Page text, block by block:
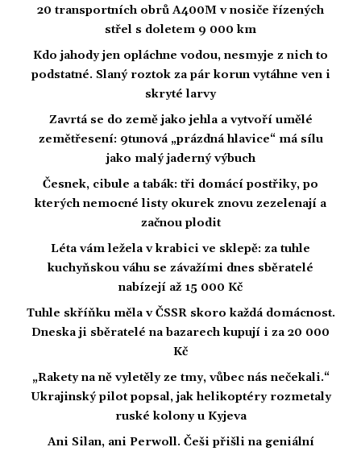
20 transportních obrů A400M v nosiče řízených
střel s doletem 9 000 km
Kdo jahody jen opláchne vodou, nesmyje z nich to
podstatné. Slaný roztok za pár korun vytáhne ven i
skryté larvy
Zavrtá se do země jako jehla a vytvoří umělé
zemětřesení: 9tunová „prázdná hlavice“ má sílu
jako malý jaderný výbuch
Česnek, cibule a tabák: tři domácí postřiky, po
kterých nemocné listy okurek znovu zezelenají a
začnou plodit
Léta vám ležela v krabici ve sklepě: za tuhle
kuchyňskou váhu se závažími dnes sběratelé
nabízejí až 15 000 Kč
Tuhle skříňku měla v ČSSR skoro každá domácnost.
Dneska ji sběratelé na bazarech kupují i za 20 000
Kč
„Rakety na ně vyletěly ze tmy, vůbec nás nečekali.“
Ukrajinský pilot popsal, jak helikoptéry rozmetaly
ruské kolony u Kyjeva
Ani Silan, ani Perwoll. Češi přišli na geniální